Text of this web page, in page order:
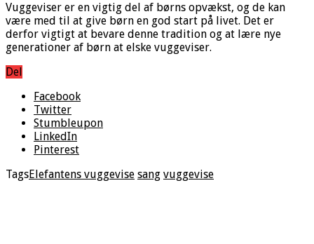
Vuggeviser er en vigtig del af børns opvækst, og de kan
være med til at give børn en god start på livet. Det er
derfor vigtigt at bevare denne tradition og at lære nye
generationer af børn at elske vuggeviser.
Del
Facebook
Twitter
Stumbleupon
LinkedIn
Pinterest
TagsElefantens vuggevise sang vuggevise